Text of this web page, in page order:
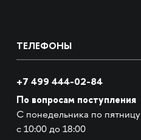
ТЕЛЕФОНЫ
+7 499 444-02-84
По вопросам поступления
С понедельника по пятницу
с 10:00 до 18:00